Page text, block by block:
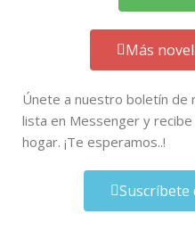
Más
Únete a nuestro boletín de
lista en Messenger y
hogar. ¡Te esperamos..!
Suscríbete